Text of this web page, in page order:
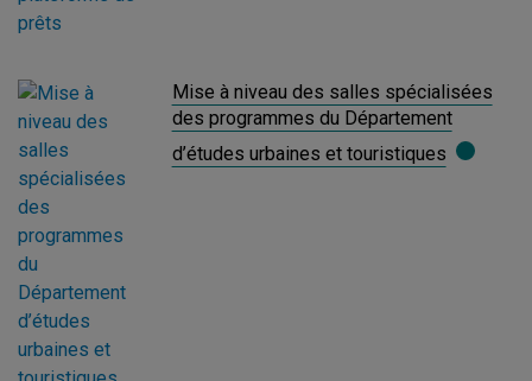
Mise à niveau des salles spécialisées
des programmes du Département
d’études urbaines et touristiques